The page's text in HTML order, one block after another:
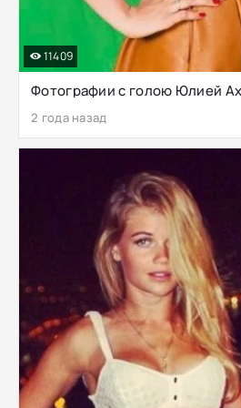
Фотографии с голою Юлией
2 года назад
11409